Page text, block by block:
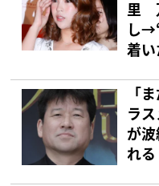
里
し
着
「
ラ
が
れ